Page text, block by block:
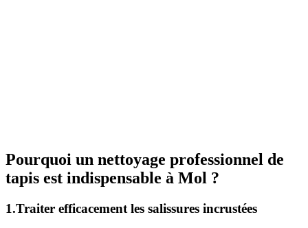
Pourquoi un nettoyage professionnel de
tapis est indispensable à Mol ?
1.Traiter efficacement les salissures incrustées